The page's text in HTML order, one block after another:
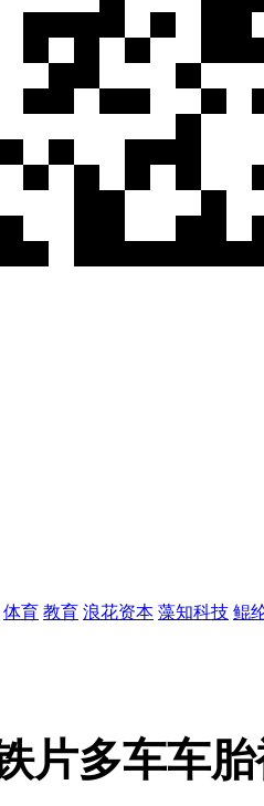
体育 教育 浪花资本 藻知科技 鲲
片多车车